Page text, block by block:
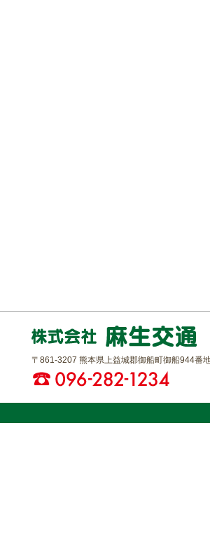
〒861-3207 熊本県上益城郡御船町御船944番